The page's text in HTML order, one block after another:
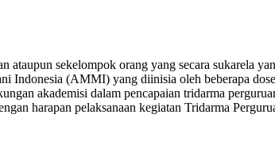
sekelompok orang yang secara sukarela
Indonesia (AMMI) yang diinisia oleh beberapa
akademisi dalam pencapaian tridarma
harapan pelaksanaan kegiatan Tridarma